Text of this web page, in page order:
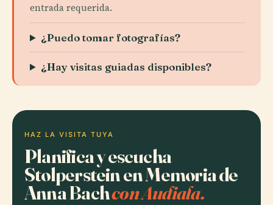
entrada requerida.
¿Puedo tomar fotografías?
¿Hay visitas guiadas disponibles?
HAZ LA VISITA TUYA
Planifica y escucha
Stolperstein en Memoria de
Anna Bachcon Audiala.